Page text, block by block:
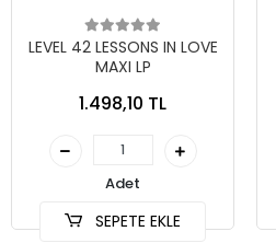
LEVEL 42 LESSONS IN LOVE
MAXI LP
1.498,10 TL
Adet
SEPETE EKLE